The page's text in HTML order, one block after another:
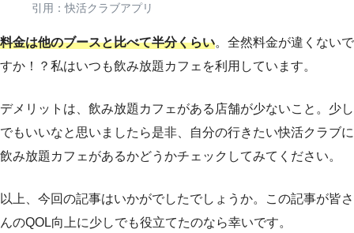
引用：快活クラブアプリ
料金は他のブースと比べて半分くらい。全然料金が違くないで
すか！？私はいつも飲み放題カフェを利用しています。
デメリットは、飲み放題カフェがある店舗が少ないこと。少し
でもいいなと思いましたら是非、自分の行きたい快活クラブに
飲み放題カフェがあるかどうかチェックしてみてください。
以上、今回の記事はいかがでしたでしょうか。この記事が皆さ
んのQOL向上に少しでも役立てたのなら幸いです。